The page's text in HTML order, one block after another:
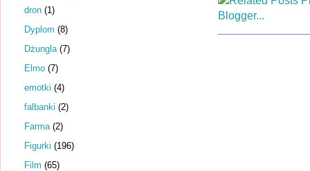
dron (1)
Dyplom (8)
Dżungla (7)
Elmo (7)
emotki (4)
falbanki (2)
Farma (2)
Figurki (196)
Film (65)